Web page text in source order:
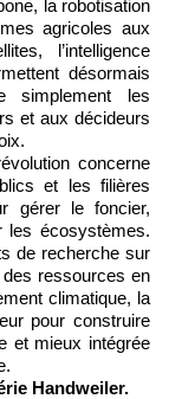
la robotisation
agricoles aux
l’intelligence
désormais
simplement les
et aux décideurs
concerne
et les filières
gérer le foncier,
les écosystèmes.
de recherche sur
ressources en
climatique, la
pour construire
et mieux intégrée
Handweiler.